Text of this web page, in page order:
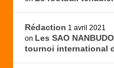
Rédaction 1 avril 2021
on Les SAO
tournoi international